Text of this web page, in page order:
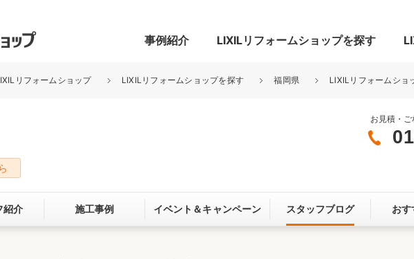
事例紹介
す
トイレ 玄関まわり 門まわり
ー ガーデンスペース カースペース
LIXILリフォームショップを探す
ップについて
改善の取り組み お客さま満足度アンケート
ここちい
リフォームショップ LIXILリフォームショップを探す 福岡県 LIXILリフォームショ
お見積・
紹介 施工事例 イベント＆キャンペーン スタッフブログ おす